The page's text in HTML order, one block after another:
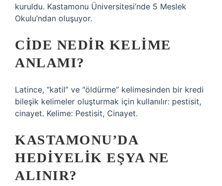
kuruldu. Kastamonu Üniversitesi’nde 5 Meslek
Okulu’ndan oluşuyor.
CIDE NEDIR KELIME
ANLAMI?
Latince, “katil” ve “öldürme” kelimesinden bir kredi
bileşik kelimeler oluşturmak için kullanılır: pestisit,
cinayet. Kelime: Pestisit, Cinayet.
KASTAMONU’DA
HEDIYELIK EŞYA NE
ALINIR?